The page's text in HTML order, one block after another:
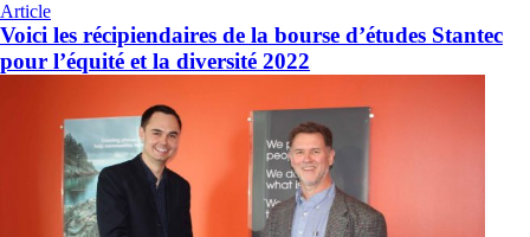
Article
Voici les récipiendaires de la bourse d’études Stantec
pour l’équité et la diversité 2022